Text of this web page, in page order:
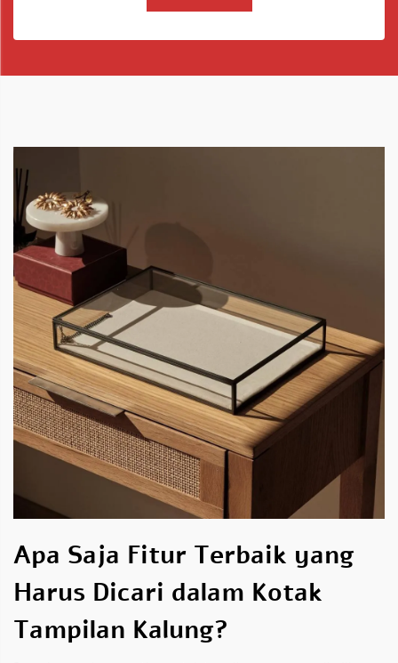
Apa Saja Fitur Terbaik yang
Harus Dicari dalam Kotak
Tampilan Kalung?